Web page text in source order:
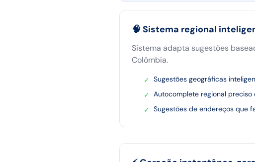
🧠 Sistema regional
Sistema adapta sugestões
Colômbia.
✓ Sugestões geográficas
✓ Autocomplete regional preciso
✓ Sugestões de endereços que